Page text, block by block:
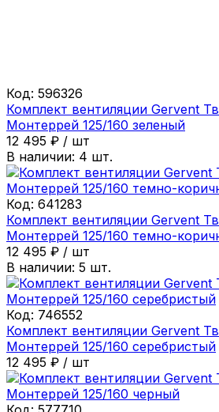
Код: 596326
Комплект вентиляции Gervent
Монтеррей 125/160 зеленый
12 495 ₽ / шт
В наличии: 4 шт.
Код: 641283
Комплект вентиляции Gervent
Монтеррей 125/160 темно-
12 495 ₽ / шт
В наличии: 5 шт.
Код: 746552
Комплект вентиляции Gervent
Монтеррей 125/160 серебристый
12 495 ₽ / шт